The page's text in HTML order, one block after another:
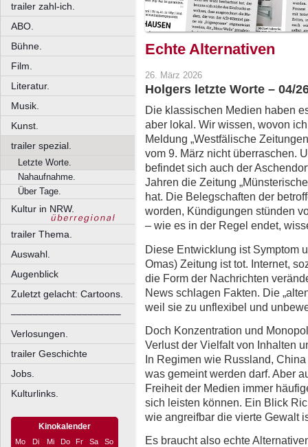
trailer zahl-ich.
ABO.
Bühne.
Film.
Literatur.
Musik.
Kunst.
trailer spezial.
Letzte Worte.
Nahaufnahme.
Über Tage.
Kultur in NRW.
trailer Thema.
Auswahl.
Augenblick
Zuletzt gelacht: Cartoons.
––––––––––––––––––––
Verlosungen.
trailer Geschichte
Jobs.
Kulturlinks.
Kinokalender
Mo Di Mi Do Fr Sa
So
Echte Alternativen
26. März 2026
Holgers letzte Worte – 04/
Die klassischen Medien haben
aber lokal. Wir wissen, wovon
Meldung „Westfälische
vom 9. März nicht überraschen.
befindet sich auch der
Jahren die Zeitung
hat. Die Belegschaften der
worden, Kündigungen stünden
– wie es in der Regel endet,
Diese Entwicklung ist Symptom
Omas) Zeitung ist tot. Internet,
die Form der Nachrichten
News schlagen Fakten. Die
weil sie zu unflexibel und
Doch Konzentration und
Verlust der Vielfalt von Inhalten
In Regimen wie Russland,
was gemeint werden darf. Aber
Freiheit der Medien immer
sich leisten können. Ein Blick
wie angreifbar die vierte Gewalt
Es braucht also echte